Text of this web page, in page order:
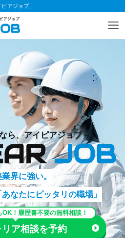
アジョブ」
ら、アイピアジョブ
界に強い。
なたにピッタリの職場」
！履歴書不要の無料相談！
ア相談を予約